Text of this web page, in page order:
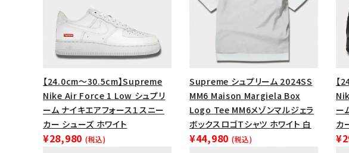
キーワードから探す
カテゴリーから
シーズンから探す 価格から探す
【24.0cm～30.5cm】Supreme
Nike Air Force 1 Low シュプリ
ーム ナイキエアフォース１スニー
カー シューズ ホワイト
¥28,980 (税込)
Supreme シュプリーム 2024SS
MM6 Maison Margiela Box
Logo Tee MM6メゾンマルジェラ
ボックスロゴTシャツ ホワイト 白
¥44,980 (税込)
【
ー
カ